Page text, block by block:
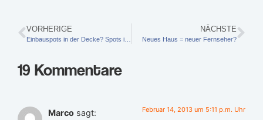
VORHERIGE NÄCHSTE
Neues Haus = neuer Fernseher?
19 Kommentare
Marco sagt: Februar 14, 2013 um 5:11 p.m. Uhr